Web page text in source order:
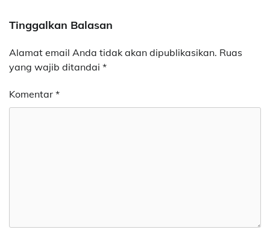
Tinggalkan Balasan
Alamat email Anda tidak akan dipublikasikan. Ruas
yang wajib ditandai *
Komentar *